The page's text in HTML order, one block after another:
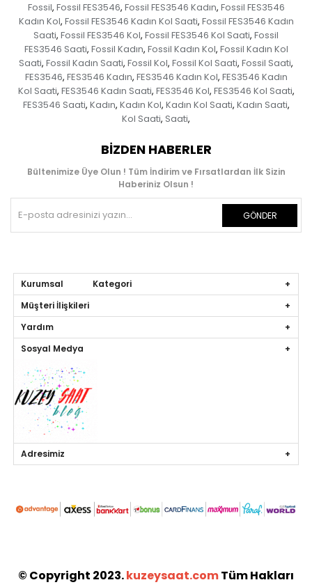
Fossil, Fossil FES3546, Fossil FES3546 Kadın, Fossil FES3546
Kadın Kol, Fossil FES3546 Kadın Kol Saati, Fossil FES3546 Kadın
Saati, Fossil FES3546 Kol, Fossil FES3546 Kol Saati, Fossil
FES3546 Saati, Fossil Kadın, Fossil Kadın Kol, Fossil Kadın Kol
Saati, Fossil Kadın Saati, Fossil Kol, Fossil Kol Saati, Fossil Saati,
FES3546, FES3546 Kadın, FES3546 Kadın Kol, FES3546 Kadın
Kol Saati, FES3546 Kadın Saati, FES3546 Kol, FES3546 Kol Saati,
FES3546 Saati, Kadın, Kadın Kol, Kadın Kol Saati, Kadın Saati,
Kol Saati, Saati,
BIZDEN HABERLER
Bültenimize Üye Olun ! Tüm İndirim ve Fırsatlardan İlk Sizin
Haberiniz Olsun !
GÖNDER
Kurumsal Kategori
Müşteri İlişkileri
Yardım
Sosyal Medya
Adresimiz
© Copyright 2023.kuzeysaat.comTüm Hakları